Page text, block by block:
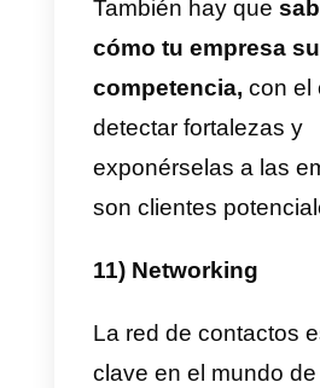
empresas.
tienen que
proyecto y
o pedir ayuda
pertinente.
El storytelling